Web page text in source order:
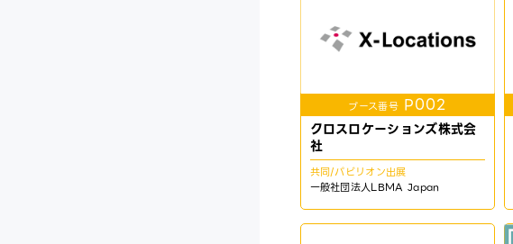
ブース番号P002
クロスロケーションズ株式会
社
共同/パビリオン出展
一般社団法人LBMA Japan